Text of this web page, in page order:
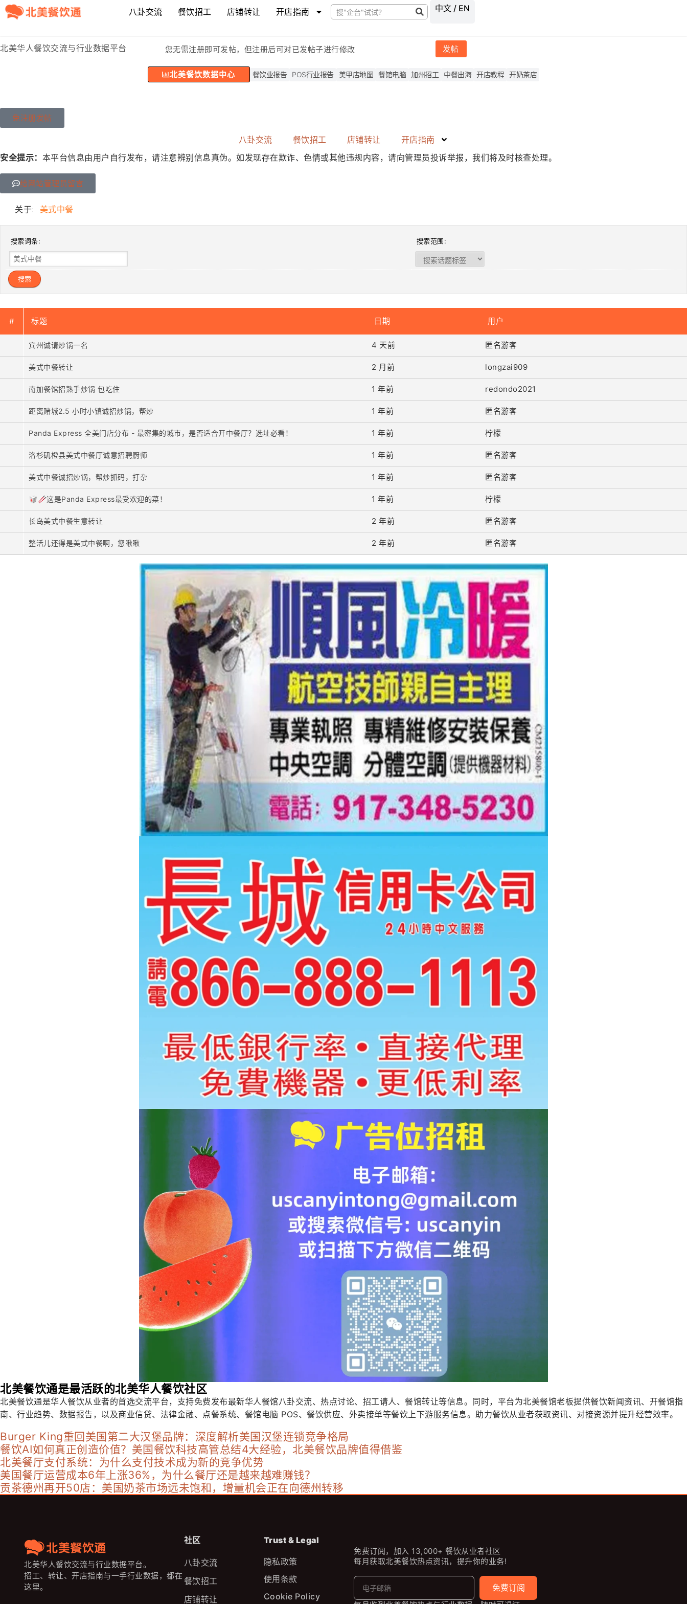
八卦交流 餐饮招工 店铺转让 开店指南 中文 / EN
北美华人餐饮交流与行业数据平台 您无需注册即可发帖，但注册后可对已发帖子进行修改 发帖
北美餐饮数据中心 餐饮业报告 POS行业报告 美甲店地图 餐馆电脑 加州招工 中餐出海 开店教程 开奶茶店
免注册发帖
八卦交流 餐饮招工 店铺转让
开店指南
安全提示： 本平台信息由用户自行发布，请注意辨别信息真伪。如发现存在欺诈、色情或其他违规内容，请向管理员投诉举报，我们将及时核查处理。
给网站管理员留言
关于: 美式中餐
搜索词条: 搜索范围:
# 标题 日期 用户
宾州诚请炒锅一名 4 天前 匿名游客
美式中餐转让 2 月前 longzai909
南加餐馆招熟手炒锅 包吃住 1 年前 redondo2021
距离赌城2.5 小时小镇诚招炒锅，帮炒 1 年前 匿名游客
Panda Express 全美门店分布 - 最密集的城市，是否适合开中餐厅？选址必看！ 1 年前 柠檬
洛杉矶橙县美式中餐厅诚意招聘厨师 1 年前 匿名游客
美式中餐诚招炒锅，帮炒抓码，打杂 1 年前 匿名游客
🥡🥢这是Panda Express最受欢迎的菜！ 1 年前 柠檬
长岛美式中餐生意转让 2 年前 匿名游客
整活儿还得是美式中餐啊，您瞅瞅 2 年前 匿名游客
北美餐饮通是最活跃的北美华人餐饮社区
北美餐饮通是华人餐饮从业者的首选交流平台，支持免费发布最新华人餐馆八卦交流、热点讨论、招工请人、餐馆转让等信息。同时，平台为北美餐馆老板提供餐饮新闻资讯、开餐馆指
南、行业趋势、数据报告，以及商业信贷、法律金融、点餐系统、餐馆电脑 POS、餐饮供应、外卖接单等餐饮上下游服务信息。助力餐饮从业者获取资讯、对接资源并提升经营效率。
Burger King重回美国第二大汉堡品牌：深度解析美国汉堡连锁竞争格局
餐饮AI如何真正创造价值？美国餐饮科技高管总结4大经验，北美餐饮品牌值得借鉴
北美餐厅支付系统：为什么支付技术成为新的竞争优势
美国餐厅运营成本6年上涨36%，为什么餐厅还是越来越难赚钱？
贡茶德州再开50店：美国奶茶市场远未饱和，增量机会正在向德州转移
北美华人餐饮交流与行业数据平台。
招工、转让、开店指南与一手行业数据，都在
这里。
社区
八卦交流
餐饮招工
店铺转让
Trust & Legal
隐私政策
使用条款
Cookie Policy
免费订阅，加入 13,000+ 餐饮从业者社区
每月获取北美餐饮热点资讯，提升你的业务!
免费订阅